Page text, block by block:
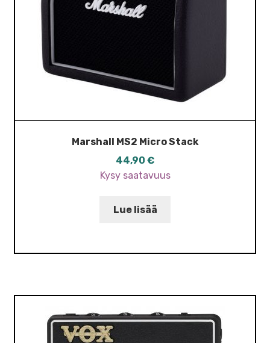
Marshall MS2 Micro Stack
44,90 €
Kysy saatavuus
Lue lisää